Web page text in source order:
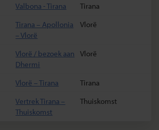
Valbona - Tirana
Tirana
Tirana – Apollonia
– Vlorë
Vlorë
Vlorë / bezoek aan
Dhermi
Vlorë
Vlorë – Tirana
Tirana
Vertrek Tirana –
Thuiskomst
Thuiskomst